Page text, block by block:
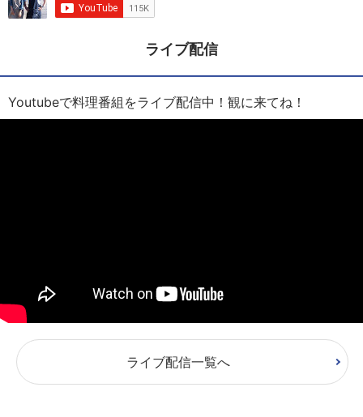
ライブ配信
Youtubeで料理番組をライブ配信中！観に来てね！
ライブ配信一覧へ